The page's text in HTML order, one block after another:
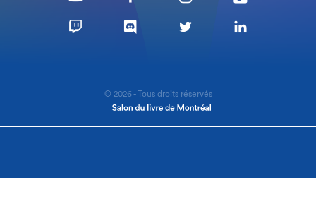
© 2026 - Tous droits réservés